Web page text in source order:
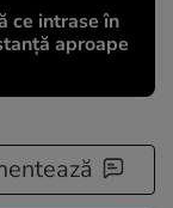
ce intrase în
aproape